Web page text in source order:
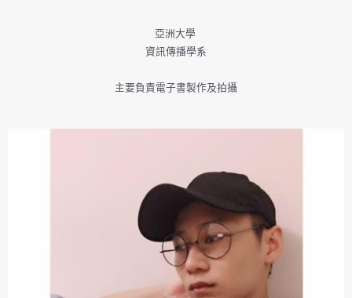
亞洲大學
資訊傳播學系
主要負責電子書製作及拍攝